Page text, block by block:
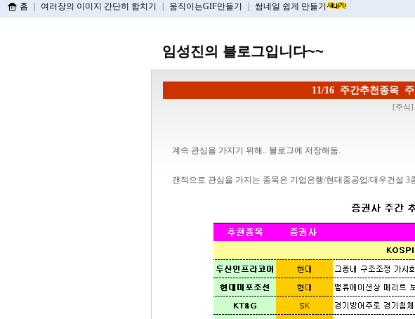
홈 여러장의 이미지 간단히 합치기 움직이는GIF만들기 썸네일 쉽게 만들기
임성진의 블로그입니다~~
11/16 주간추천종목 주
[주식]
계속 관심을 가지기 위해.. 블로그에 저장해둠.
갠적으로 관심을 가지는 종목은 기업은행/현대중공업/대우건설 3